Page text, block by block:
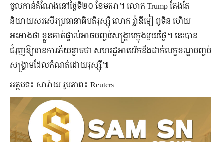
ចូលកាន់តំណែងនៅថ្ងៃទី២០ ខែមករា។ លោក Trump តែងតែ
និយាយសរសើរប្រធានាធិបតីរុស្ស៊ី លោក វ្ល៉ាឌីមៀ ពូទីន ហើយ
អះអាងថា ខ្លួនគាត់ផ្ទាល់អាចបញ្ចប់សង្រ្គាមក្នុងមួយថ្ងៃ។ នេះបាន
ជំរុញឱ្យមានការភ័យខ្លាចថា សហរដ្ឋអាមេរិកនឹងដាក់លក្ខខណ្ឌបញ្ចប់
សង្គ្រាមដែលកំណត់ដោយរុស្ស៊ី៕
អត្ថបទ៖ សារ៉ាយ រូបភាព៖ Reuters